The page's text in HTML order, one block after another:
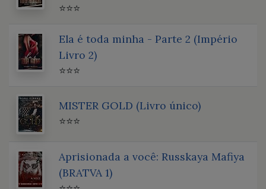
⭐⭐⭐
Ela é toda minha - Parte 2 (Império
Livro 2)
⭐⭐⭐
MISTER GOLD (Livro único)
⭐⭐⭐
Aprisionada a você: Russkaya Mafiya
(BRATVA 1)